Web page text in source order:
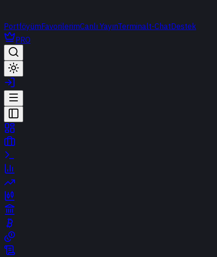
PortföyümFavorilerimCanlı YayınTerminalt-ChatDestek
PRO